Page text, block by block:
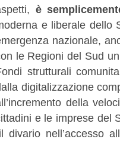
è
e liberale dello
nazionale,
le Regioni del Sud
strutturali
digitalizzazione
della
e le imprese del
divario nell’accesso